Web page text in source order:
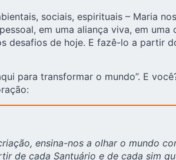
sociais, espirituais – Maria
em uma aliança viva, em
de hoje. E fazê-lo a partir
para transformar o mundo”. E
ensina-nos a olhar o mundo
de cada Santuário e de cada sim